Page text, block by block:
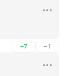
+7 –1